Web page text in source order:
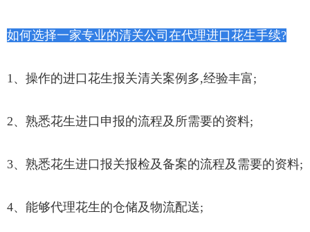
如何选择一家专业的清关公司在代理进口花生手续?
1、操作的进口花生报关清关案例多,经验丰富;
2、熟悉花生进口申报的流程及所需要的资料;
3、熟悉花生进口报关报检及备案的流程及需要的资料;
4、能够代理花生的仓储及物流配送;